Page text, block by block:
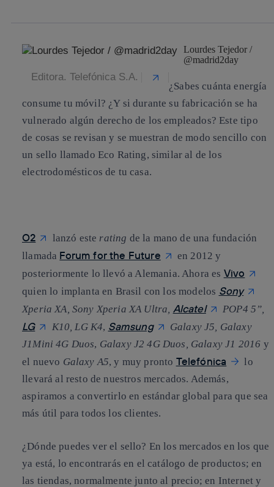
Lourdes Tejedor /
@madrid2day
Editora. Telefónica S.A.
¿Sabes cuántaenergía
consume tu móvil? ¿Y si durante su fabricación se ha
vulnerado algún derecho de los empleados? Este tipo
de cosas se revisan y se muestran de modo sencillo con
un sello llamado Eco Rating, similar al de los
electrodomésticos de tu casa.
O2 lanzó este rating de la mano de una fundación
llamada Forum for the Future
en 2012 y
posteriormente lo llevó a Alemania. Ahora es Vivo
quien lo implanta en Brasil con los modelos Sony
Xperia XA, Sony Xperia XA Ultra, Alcatel POP4 5”,
LG K10, LG K4, Samsung
Galaxy J5, Galaxy
J1Mini 4G Duos, Galaxy J2 4G Duos, Galaxy J1 2016 y
el nuevo Galaxy A5, y muy pronto Telefónica
lo
llevará al resto de nuestros mercados. Además,
aspiramos a convertirlo en estándar global para que sea
más útil para todos los clientes.
¿Dónde puedes ver el sello? En los mercados en los que
ya está, lo encontrarás en el catálogo de productos; en
las tiendas, normalmente junto al precio; en Internet y